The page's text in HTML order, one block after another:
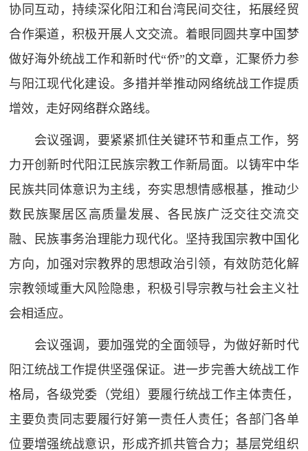
协同互动，持续深化阳江和台湾民间交往，拓展经贸
合作渠道，积极开展人文交流。着眼同圆共享中国梦
做好海外统战工作和新时代“侨”的文章，汇聚侨力参
与阳江现代化建设。多措并举推动网络统战工作提质
增效，走好网络群众路线。
会议强调，要紧紧抓住关键环节和重点工作，努
力开创新时代阳江民族宗教工作新局面。以铸牢中华
民族共同体意识为主线，夯实思想情感根基，推动少
数民族聚居区高质量发展、各民族广泛交往交流交
融、民族事务治理能力现代化。坚持我国宗教中国化
方向，加强对宗教界的思想政治引领，有效防范化解
宗教领域重大风险隐患，积极引导宗教与社会主义社
会相适应。
会议强调，要加强党的全面领导，为做好新时代
阳江统战工作提供坚强保证。进一步完善大统战工作
格局，各级党委（党组）要履行统战工作主体责任，
主要负责同志要履行好第一责任人责任；各部门各单
位要增强统战意识，形成齐抓共管合力；基层党组织